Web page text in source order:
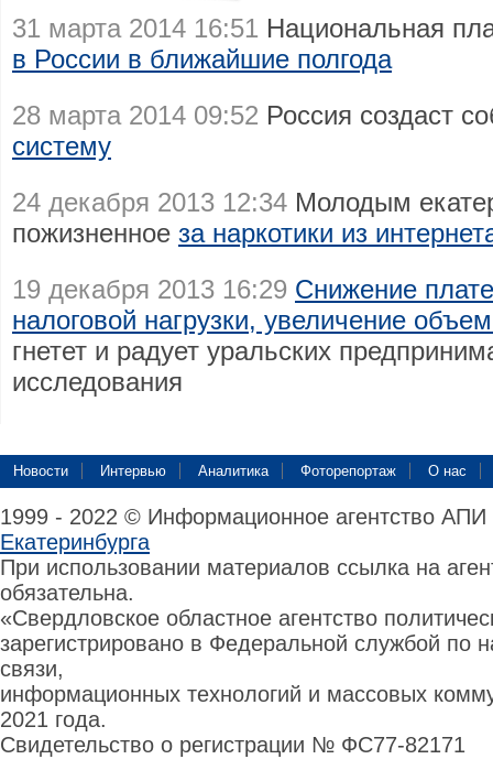
31 марта 2014 16:51 Национальная
в России в ближайшие полгода
28 марта 2014 09:52 Россия создаст
систему
24 декабря 2013 12:34 Молодым
пожизненное за наркотики из
19 декабря 2013 16:29 Снижение
налоговой нагрузки, увеличение
гнетет и радует уральских
исследования
Новости Интервью Аналитика Фоторепортаж О нас
1999 - 2022 © Информационное агентство
Екатеринбурга
При использовании материалов ссылка на
обязательна.
«Свердловское областное агентство
зарегистрировано в Федеральной службой по
связи,
информационных технологий и массовых
2021 года.
Свидетельство о регистрации № ФС77-82171